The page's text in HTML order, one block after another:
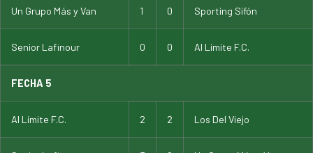
Un Grupo Más y Van 1 0 Sporting Sifón
Senior Lafinour 0 0 Al Límite F.C.
FECHA 5
Al Límite F.C. 2 2 Los Del Viejo